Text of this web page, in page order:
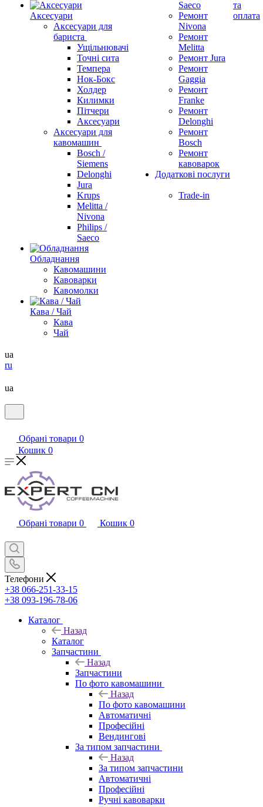
Аксесуари
Аксесуари для
бариста
Ущільнювачі
Точні сита
Темпера
Нок-Бокс
Холдер
Килимки
Пітчери
Аксесуари
Аксесуари для
кавомашин
Bosch /
Siemens
Delonghi
Jura
Krups
Melitta /
Nivona
Philips /
Saeco
Обладнання
Кавомашини
Кавоварки
Кавомолки
Кава / Чай
Кава
Чай
Saeco
Ремонт
Nivona
Ремонт
Melitta
Ремонт Jura
Ремонт
Gaggia
Ремонт
Franke
Ремонт
Delonghi
Ремонт
Bosch
Ремонт
кавоварок
Додаткові послуги
Trade-in
та
оплата
ua
ru
ua
Обрані товари 0
Кошик 0
Обрані товари 0 Кошик 0
Телефони
+38 066-251-33-15
+38 093-196-78-06
Каталог
Назад
Каталог
Запчастини
Назад
Запчастини
По фото кавомашини
Назад
По фото кавомашини
Автоматичні
Професійні
Вендингові
За типом запчастини
Назад
За типом запчастини
Автоматичні
Професійні
Ручні кавоварки